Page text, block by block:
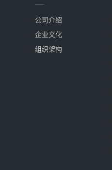
公司介绍
企业文化
组织架构